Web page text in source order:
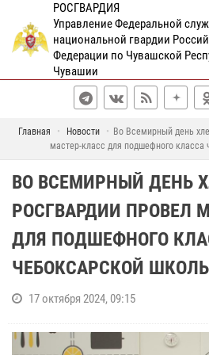
РОСГВАРДИЯ
Управление Федеральной
национальной гвардии
Федерации по Чувашской
Чувашии
Главная Новости
Во Всемирный день
мастер-класс для подшефного класса
ВО ВСЕМИРНЫЙ ДЕНЬ
РОСГВАРДИИ ПРОВЕЛ
ДЛЯ ПОДШЕФНОГО
ЧЕБОКСАРСКОЙ
17 октября 2024, 09:15